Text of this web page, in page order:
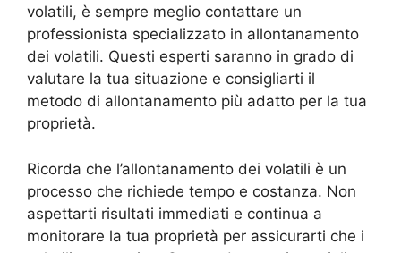
volatili, è sempre meglio contattare un
professionista specializzato in allontanamento
dei volatili. Questi esperti saranno in grado di
valutare la tua situazione e consigliarti il
metodo di allontanamento più adatto per la tua
proprietà.
Ricorda che l’allontanamento dei volatili è un
processo che richiede tempo e costanza. Non
aspettarti risultati immediati e continua a
monitorare la tua proprietà per assicurarti che i